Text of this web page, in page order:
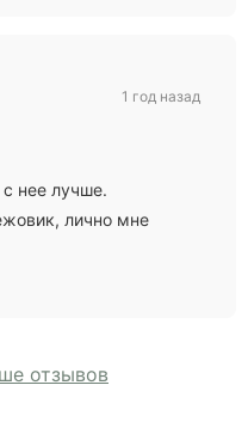
нее лучше.
лично мне
1 год назад
отзывов